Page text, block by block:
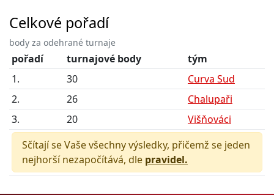
Celkové pořadí
body za odehrané turnaje
pořadí turnajové body
tým
1.
30
Curva Sud
2.
26
Chalupaři
3.
20
Višňováci
Sčítají se Vaše všechny výsledky, přičemž se jeden
nejhorší nezapočítává, dle pravidel.